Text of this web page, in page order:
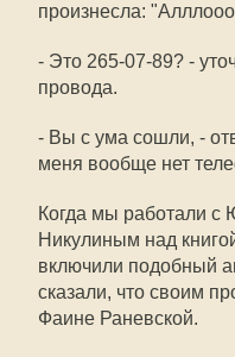
произнесла:
- Это 265-07-89? -
провода.
- Вы с ума сошли, -
меня вообще нет
Когда мы работали
Никулиным над
включили подобный
сказали, что своим
Фаине Раневской.